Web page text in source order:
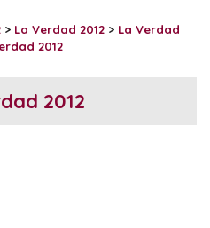
> La Verdad 2012 > La Verdad
2012
2012